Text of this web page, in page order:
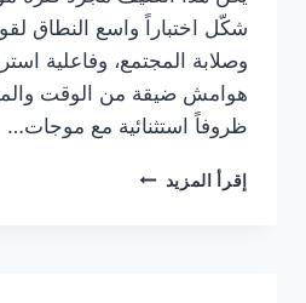
شكّل اختباراً واسع النطاق
وصلابة المجتمع، وفاعلية
هوامش ضيقة من الوقت
ظروفاً استثنائية مع موجات…
إقرأ المزيد تونس